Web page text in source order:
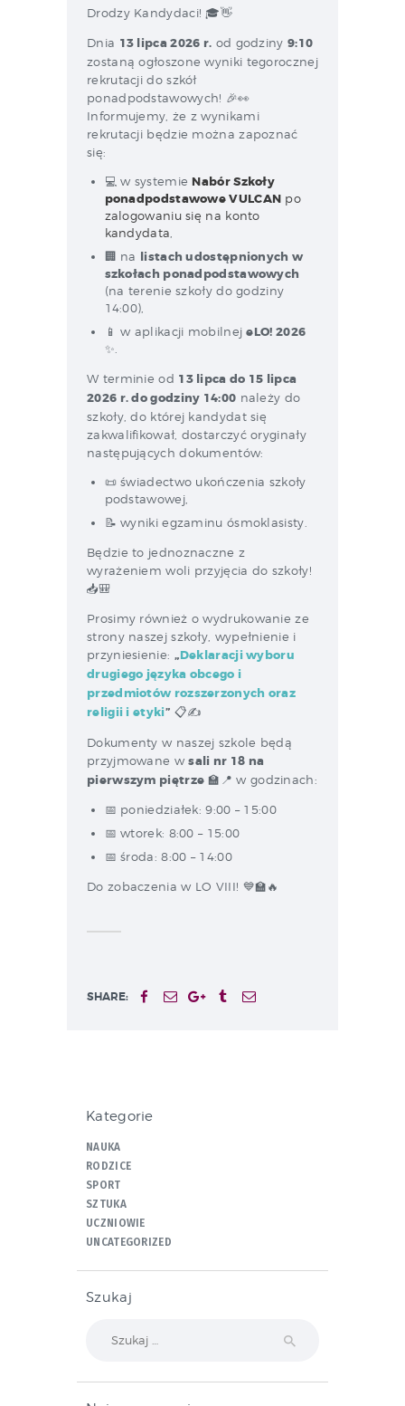
Drodzy Kandydaci! 🎓👋
Dnia 13 lipca 2026 r. od godziny 9:10
zostaną ogłoszone wyniki tegorocznej
rekrutacji do szkół
ponadpodstawowych! 🎉👀
Informujemy, że z wynikami
rekrutacji będzie można zapoznać
się:
💻 w systemieNabór Szkoły
ponadpodstawowe VULCAN po
zalogowaniu się na konto
kandydata
🏢 na listach udostępnionych w
szkołach ponadpodstawowych
(na terenie szkoły do godziny
14:00),
📱 w aplikacji mobilnejeLO! 2026
✨.
W terminie od 13 lipca do 15 lipca
2026 r. do godziny 14:00 należy do
szkoły, do której kandydat się
zakwalifikował, dostarczyć oryginały
następujących dokumentów:
📜 świadectwo ukończenia szkoły
podstawowej,
📝 wyniki egzaminu ósmoklasisty.
Będzie to jednoznaczne z
wyrażeniem woli przyjęcia do szkoły!
📥🎒
Prosimy również o wydrukowanie ze
strony naszej szkoły, wypełnienie i
przyniesienie: „Deklaracji wyboru
drugiego języka obcego i
przedmiotów rozszerzonych oraz
religii i etyki” 📋✍️
Dokumenty w naszej szkole będą
przyjmowane wsali nr 18 na
pierwszym piętrze 🏫📍 w godzinach:
📅 poniedziałek: 9:00 – 15:00
📅 wtorek: 8:00 – 15:00
📅 środa: 8:00 – 14:00
Do zobaczenia w LO VIII! 💙🏫🔥
SHARE:
Kategorie
NAUKA
RODZICE
SPORT
SZTUKA
UCZNIOWIE
UNCATEGORIZED
Szukaj